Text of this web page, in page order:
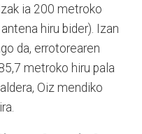
ia 200 metroko
hiru bider). Izan
da, errotorearen
metroko hiru pala
Oiz mendiko